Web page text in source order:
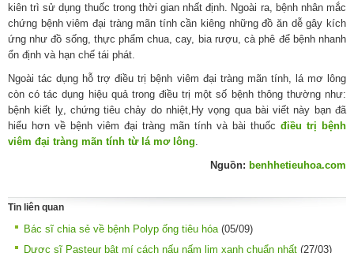
kiên trì sử dụng thuốc trong thời gian nhất định. Ngoài ra, bệnh nhân mắc
chứng bệnh viêm đại tràng mãn tính cần kiêng những đồ ăn dễ gây kích
ứng như đồ sống, thực phẩm chua, cay, bia rượu, cà phê để bệnh nhanh
ổn định và hạn chế tái phát.
Ngoài tác dụng hỗ trợ điều trị bệnh viêm đại tràng mãn tính, lá mơ lông
còn có tác dụng hiệu quả trong điều trị một số bệnh thông thường như:
bệnh kiết lỵ, chứng tiêu chảy do nhiệt,Hy vọng qua bài viết này bạn đã
hiểu hơn về bệnh viêm đại tràng mãn tính và bài thuốc điều trị bệnh
viêm đại tràng mãn tính từ lá mơ lông
Nguồn: benhhetieuhoa.com
Tin liên quan
Bác sĩ chia sẻ về bệnh Polyp ống tiêu hóa(05/09)
Dược sĩ Pasteur bật mí cách nấu nấm lim xanh chuẩn nhất (27/03)